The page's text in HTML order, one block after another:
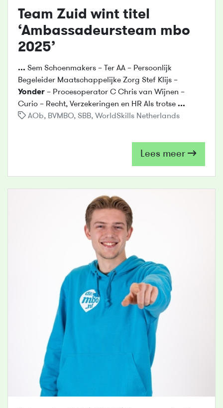
Team Zuid wint titel
‘Ambassadeursteam mbo
2025’
... Sem Schoenmakers – Ter AA – Persoonlijk
Begeleider Maatschappelijke Zorg Stef Klijs –
Yonder – Procesoperator C Chris van Wijnen –
Curio – Recht, Verzekeringen en HR Als trotse ...
AOb, BVMBO, SBB, WorldSkills Netherlands
Lees meer